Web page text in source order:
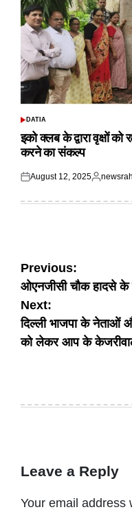
POSTED
DATIA
इको क्लब के द्वारा वृक्षों को
करने का संकल्प
Posted
August 12, 2025
Posted
Post
navigation
Previous:
ओएनजीसी चौक हादसे के
Next:
दिल्ली भाजपा के नेताओं
को लेकर आप के
Leave a Reply
Your email address